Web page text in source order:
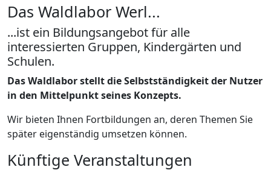
Das Waldlabor Werl...
...ist ein Bildungsangebot für alle
interessierten Gruppen, Kindergärten und
Schulen.
Das Waldlabor stellt die Selbstständigkeit der Nutzer
in den Mittelpunkt seines Konzepts.
Wir bieten Ihnen Fortbildungen an, deren Themen Sie
später eigenständig umsetzen können.
Künftige Veranstaltungen